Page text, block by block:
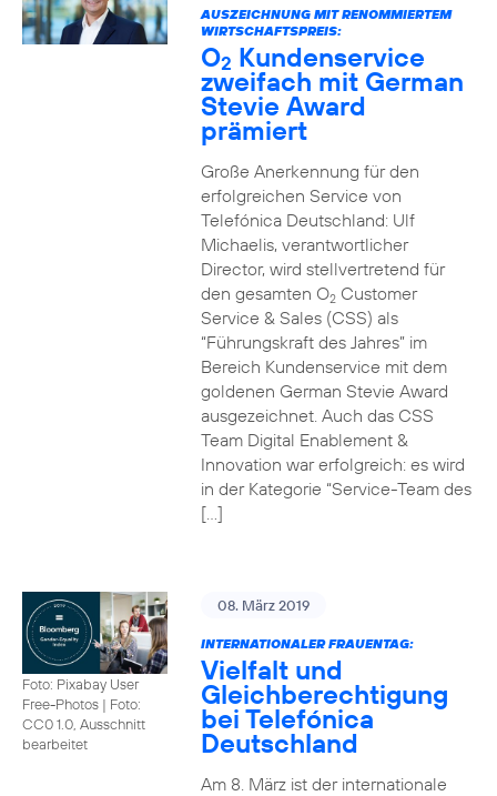
AUSZEICHNUNG MIT RENOMMIERTEM
WIRTSCHAFTSPREIS:
O2 Kundenservice
zweifach mit German
Stevie Award
prämiert
Große Anerkennung für den
erfolgreichen Service von
Telefónica Deutschland: Ulf
Michaelis, verantwortlicher
Director, wird stellvertretend für
den gesamten O2Customer
Service & Sales (CSS) als
“Führungskraft des Jahres” im
Bereich Kundenservice mit dem
goldenen German Stevie Award
ausgezeichnet. Auch das CSS
Team Digital Enablement &
Innovation war erfolgreich: es wird
in der Kategorie “Service-Team des
[…]
Foto: Pixabay User
Free-Photos | Foto:
CC0 1.0, Ausschnitt
bearbeitet
08. März 2019
INTERNATIONALER FRAUENTAG:
Vielfalt und
Gleichberechtigung
bei Telefónica
Deutschland
Am 8. März ist der internationale